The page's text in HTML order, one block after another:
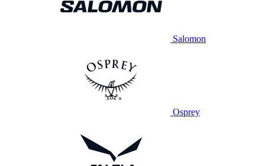
Salomon
Osprey